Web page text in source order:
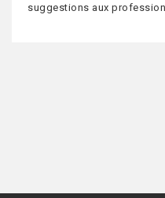
suggestions aux